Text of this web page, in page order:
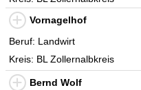
Vornagelhof
Beruf: Landwirt
Kreis: BL Zollernalbkreis
Bernd Wolf